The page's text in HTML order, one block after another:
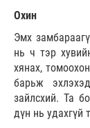
Охин
Эмх
нь ч тэр
хянах,
барьж
зайлсхий. Та
дүн нь удахгүй